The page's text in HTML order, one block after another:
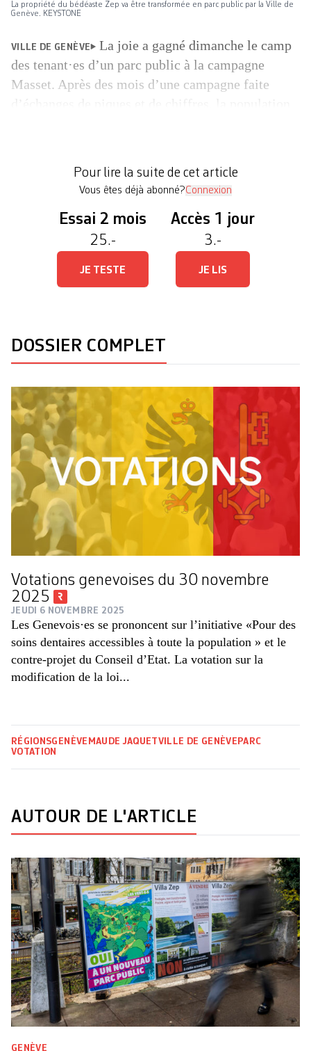
La propriété du bédéaste Zep va être transformée en parc public par la Ville de
Genève. KEYSTONE
VILLE DE GENÈVE
La joie a gagné dimanche le camp
des tenant·es d’un parc public à la campagne
Masset. Après des mois d’une campagne faite
longue campagne, […]
Pour lire la suite de cet article
Vous êtes déjà abonné?Connexion
Essai 2 mois
25.-
JE TESTE
Accès 1 jour
3.-
JE LIS
DOSSIER COMPLET
Votations genevoises du 30 novembre
2025
JEUDI 6 NOVEMBRE 2025
Les Genevois·es se prononcent sur l’initiative «Pour des
soins dentaires accessibles à toute la population » et le
contre-projet du Conseil d’Etat. La votation sur la
modification de la loi...
RÉGIONSGENÈVE MAUDE JAQUETVILLE DE GENÈVE PARC
VOTATION
AUTOUR DE L'ARTICLE
GENÈVE